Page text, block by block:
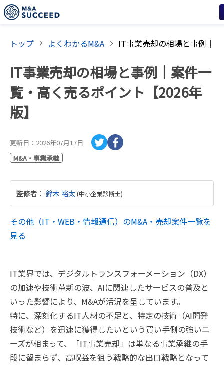
トップ よくわかるM&A
IT事業売却の相場と事例｜案件一
覧・高く売るポイント【2026年
版】
更新日： 2026年07月17日
M&A・事業承継
監修者 ： 鈴木 裕太(中小企業診断士)
その他（IT・WEB・情報通信） のM&A・売却案件一覧を
見る
IT業界では、デジタルトランスフォーメーション（DX）
の加速や技術革新の波、AIに関連したサービスの普及と
いった影響により、M&Aが活況を呈しています。
特に、深刻化するIT人材の不足と、特定の技術（AI開発
技術など）を迅速に獲得したいという買い手側の強いニ
ーズが相まって、「IT事業売却」は単なる事業承継の手
段に留まらず、高収益を狙う戦略的な出口戦略となって